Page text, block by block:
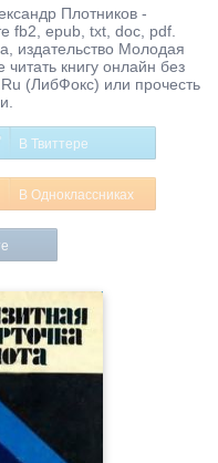
Плотников -
fb2, epub, txt, doc, pdf.
издательство Молодая
книгу онлайн без
(ЛибФокс) или прочесть
В Твиттере
В Одноклассниках